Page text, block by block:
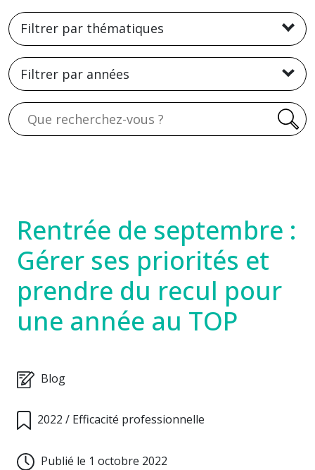
Filtrer par thématiques
Filtrer par années
Rentrée de septembre :
Gérer ses priorités et
prendre du recul pour
une année au TOP
Blog
2022 / Efficacité professionnelle
Publié le 1 octobre 2022